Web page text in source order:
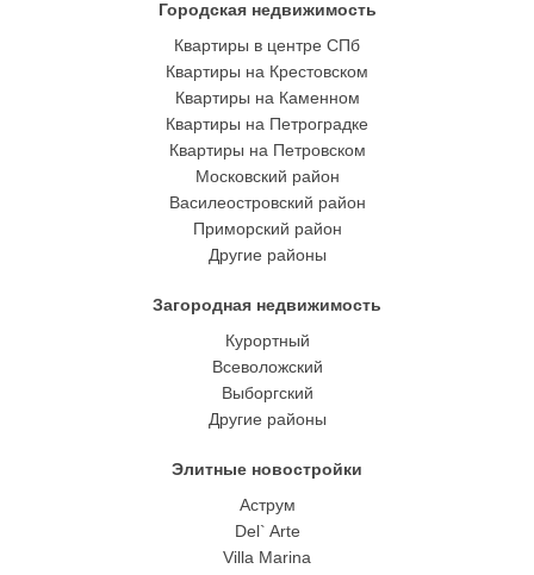
Городская недвижимость
Квартиры в центре СПб
Квартиры на Крестовском
Квартиры на Каменном
Квартиры на Петроградке
Квартиры на Петровском
Московский район
Василеостровский район
Приморский район
Другие районы
Загородная недвижимость
Курортный
Всеволожский
Выборгский
Другие районы
Элитные новостройки
Аструм
Del` Arte
Villa Marina